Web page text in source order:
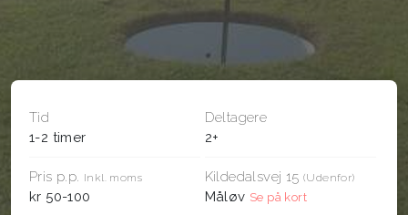
Tid
1-2 timer
Deltagere
2+
Pris p.p. Inkl. moms
kr 50-100
Kildedalsvej 15 (Udenfor)
Måløv Se på kort